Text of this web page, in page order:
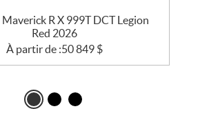
R X 999T DCT Legion
Red 2026
À partir de :50 849 $